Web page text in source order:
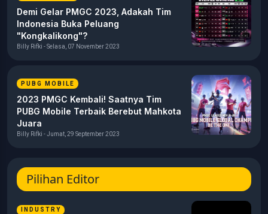
Demi Gelar PMGC 2023, Adakah Tim
Indonesia Buka Peluang
"Kongkalikong"?
Billy Rifki - Selasa, 07 November 2023
PUBG MOBILE
2023 PMGC Kembali! Saatnya Tim
PUBG Mobile Terbaik Berebut Mahkota
Juara
Billy Rifki - Jumat, 29 September 2023
Pilihan Editor
INDUSTRY